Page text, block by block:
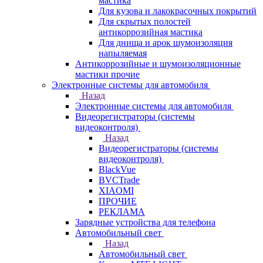
Для кузова и лакокрасочных покрытий
Для скрытых полостей
антикоррозийная мастика
Для днища и арок шумоизоляция
напыляемая
Антикоррозийные и шумоизоляционные
мастики прочие
Электронные системы для автомобиля
Назад
Электронные системы для автомобиля
Видеорегистраторы (системы
видеоконтроля)
Назад
Видеорегистраторы (системы
видеоконтроля)
BlackVue
BVCTrade
XIAOMI
ПРОЧИЕ
РЕКЛАМА
Зарядные устройства для телефона
Автомобильный свет
Назад
Автомобильный свет